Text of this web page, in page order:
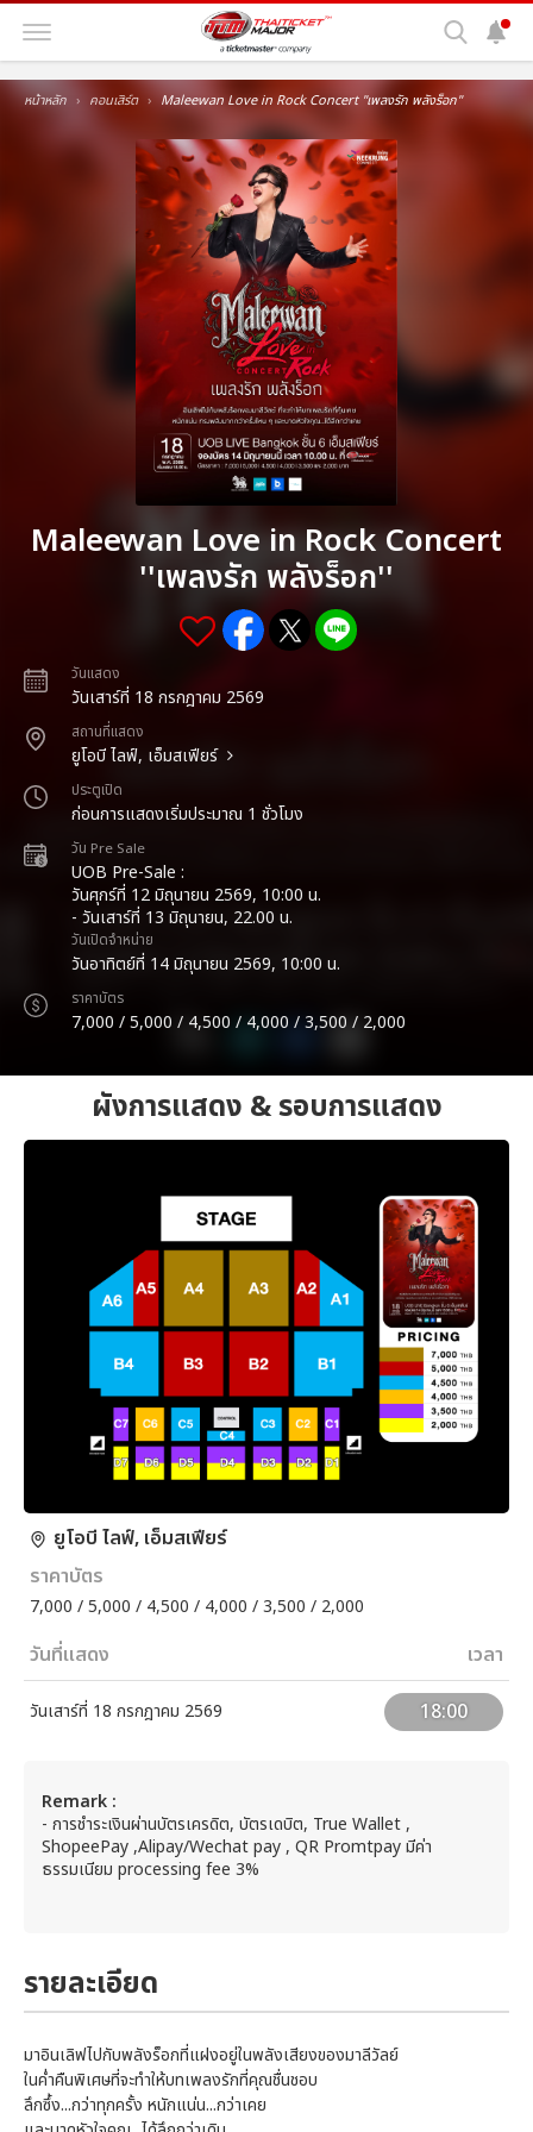
หน้าหลัก คอนเสิร์ต Maleewan Love in Rock Concert ''เพลงรัก พลังร็อก''
Maleewan Love in Rock Concert
''เพลงรัก พลังร็อก''
วันแสดง
วันเสาร์ที่ 18 กรกฎาคม 2569
สถานที่แสดง
ยูโอบี ไลฟ์, เอ็มสเฟียร์
ประตูเปิด
ก่อนการแสดงเริ่มประมาณ 1 ชั่วโมง
วัน Pre Sale
UOB Pre-Sale :
วันศุกร์ที่ 12 มิถุนายน 2569, 10:00 น.
- วันเสาร์ที่ 13 มิถุนายน, 22.00 น.
วันเปิดจำหน่าย
วันอาทิตย์ที่ 14 มิถุนายน 2569, 10:00 น.
ราคาบัตร
7,000 / 5,000 / 4,500 / 4,000 / 3,500 / 2,000
ผังการแสดง & รอบการแสดง
ยูโอบี ไลฟ์, เอ็มสเฟียร์
ราคาบัตร
7,000 / 5,000 / 4,500 / 4,000 / 3,500 / 2,000
วันที่แสดง เวลา
วันเสาร์ที่ 18 กรกฎาคม 2569 18:00
Remark :
- การชำระเงินผ่านบัตรเครดิต, บัตรเดบิต, True Wallet ,
ShopeePay ,Alipay/Wechat pay , QR Promtpay มีค่า
ธรรมเนียม processing fee 3%
รายละเอียด
มาอินเลิฟไปกับพลังร็อกที่แฝงอยู่ในพลังเสียงของมาลีวัลย์
ในค่ำคืนพิเศษที่จะทำให้บทเพลงรักที่คุณชื่นชอบ
ลึกซึ้ง...กว่าทุกครั้ง หนักแน่น...กว่าเคย